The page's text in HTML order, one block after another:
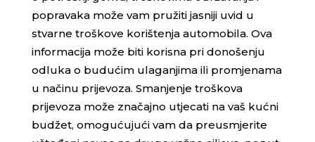
popravaka može vam pružiti jasniji uvid u
stvarne troškove korištenja automobila. Ova
informacija može biti korisna pri donošenju
odluka o budućim ulaganjima ili promjenama
u načinu prijevoza. Smanjenje troškova
prijevoza može značajno utjecati na vaš kućni
budžet, omogućujući vam da preusmjerite